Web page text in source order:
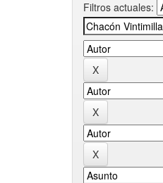
Filtros actuales: